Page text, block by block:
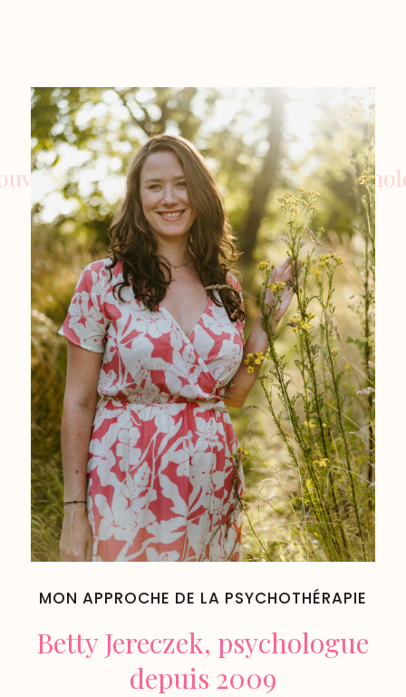
estime et liberté avec une
MON APPROCHE DE LA PSYCHOTHÉRAPIE
Betty Jereczek, psychologue
depuis 2009